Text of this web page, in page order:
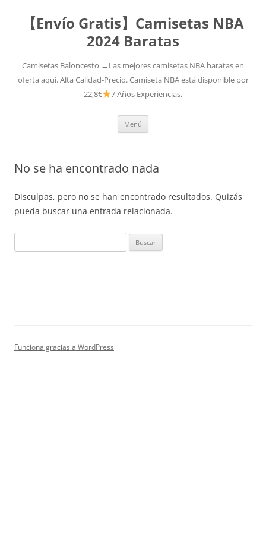
【Envío Gratis】Camisetas NBA
2024 Baratas
Camisetas Baloncesto →Las mejores camisetas NBA baratas en
oferta aquí. Alta Calidad-Precio. Camiseta NBA está disponible por
22,8€
7 Años Experiencias.
Menú
No se ha encontrado nada
Disculpas, pero no se han encontrado resultados. Quizás
pueda buscar una entrada relacionada.
Funciona gracias a WordPress